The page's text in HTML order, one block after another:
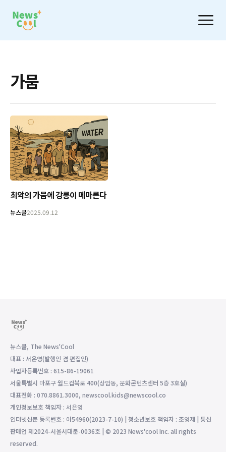
가뭄
최악의 가뭄에 강릉이 메마른다
뉴스쿨2025.09.12
뉴스쿨, The News'Cool
대표 : 서은영(발행인 겸 편집인)
사업자등록번호 : 615-86-19061
서울특별시 마포구 월드컵북로 400(상암동, 문화콘텐츠센터 5층 3호실)
대표전화 : 070.8861.3000, newscool.kids@newscool.co
개인정보보호 책임자 : 서은영
인터넷신문 등록번호 : 아54960(2023-7-10) | 청소년보호 책임자 : 조영제 | 통신
판매업 제2024-서울서대문-0036호 | © 2023 News'cool Inc. all rights
reserved.